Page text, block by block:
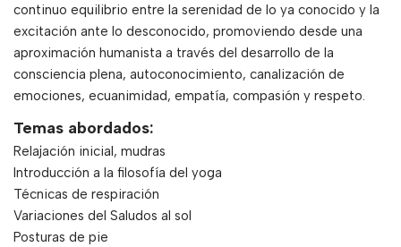
continuo equilibrio entre la serenidad de lo ya conocido y la
excitación ante lo desconocido, promoviendo desde una
aproximación humanista a través del desarrollo de la
consciencia plena, autoconocimiento, canalización de
emociones, ecuanimidad, empatía, compasión y respeto.
Temas abordados:
Relajación inicial, mudras
Introducción a la filosofía del yoga
Técnicas de respiración
Variaciones del Saludos al sol
Posturas de pie